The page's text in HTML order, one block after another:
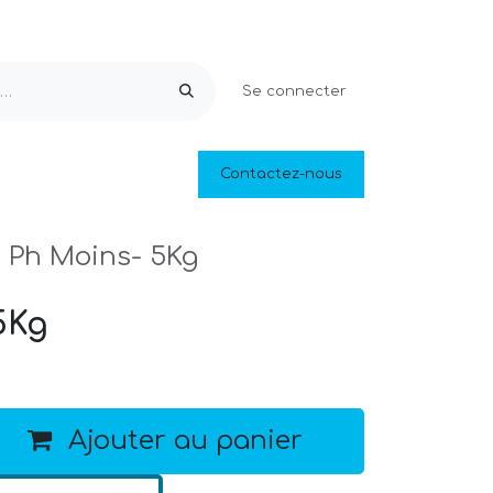
Se connecter
Piscines naturelles
Contactez-nous
Ph Moins- 5Kg
Ajouter au panier